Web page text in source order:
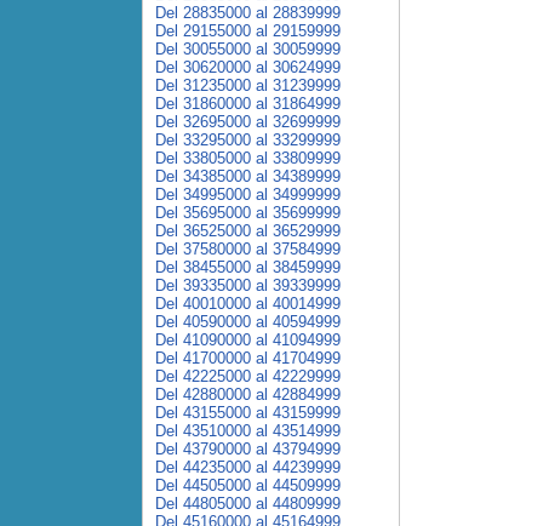
Del 28835000 al 28839999
Del 29155000 al 29159999
Del 30055000 al 30059999
Del 30620000 al 30624999
Del 31235000 al 31239999
Del 31860000 al 31864999
Del 32695000 al 32699999
Del 33295000 al 33299999
Del 33805000 al 33809999
Del 34385000 al 34389999
Del 34995000 al 34999999
Del 35695000 al 35699999
Del 36525000 al 36529999
Del 37580000 al 37584999
Del 38455000 al 38459999
Del 39335000 al 39339999
Del 40010000 al 40014999
Del 40590000 al 40594999
Del 41090000 al 41094999
Del 41700000 al 41704999
Del 42225000 al 42229999
Del 42880000 al 42884999
Del 43155000 al 43159999
Del 43510000 al 43514999
Del 43790000 al 43794999
Del 44235000 al 44239999
Del 44505000 al 44509999
Del 44805000 al 44809999
Del 45160000 al 45164999